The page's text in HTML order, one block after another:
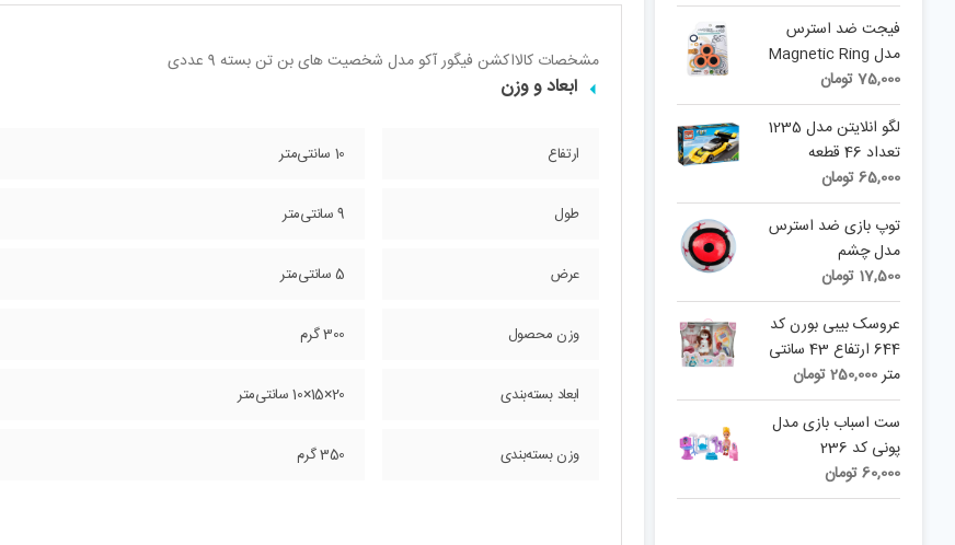
مشخصات کالااکشن فیگور آکو مدل شخصیت های بن تن بسته 9 عددی
ابعاد و وزن
ارتفاع 10 سانتی‌متر
طول 9 سانتی‌متر
عرض 5 سانتی‌متر
وزن محصول 300 گرم
ابعاد بسته‌بندی 20×15×10 سانتی‌متر
وزن بسته‌بندی 350 گرم
فیجت ضد استرس
مدل Magnetic Ring
75,000تومان
لگو انلایتن مدل 1235
تعداد 46 قطعه
65,000تومان
توپ بازی ضد استرس
مدل چشم
17,500 تومان
عروسک بیبی بورن کد
644 ارتفاع 43 سانتی
متر250,000تومان
ست اسباب بازی مدل
پونی کد 236
60,000تومان